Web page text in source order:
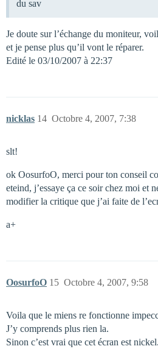
du sav
Je doute sur l’échange du moniteur,
et je pense plus qu’il vont le réparer.
Edité le 03/10/2007 à 22:37
nicklas Octobre 4, 2007, 7:38
14
slt!
ok OosurfoO, merci pour ton conseil
eteind, j’essaye ça ce soir chez moi et
modifier la critique que j’ai faite de
a+
OosurfoO Octobre 4, 2007, 9:58
15
Voila que le miens re fonctionne
J’y comprends plus rien la.
Sinon c’est vrai que cet écran est nickel.